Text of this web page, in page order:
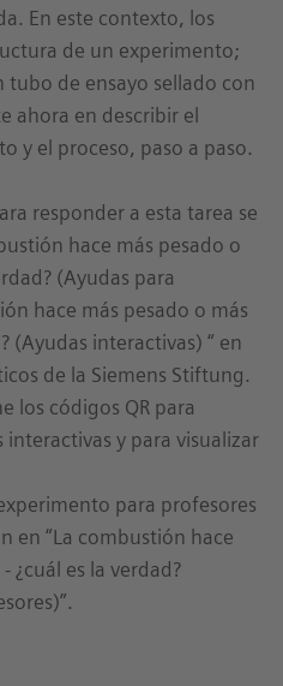
En este contexto, los
de un experimento;
de ensayo sellado con
ahora en describir el
y el proceso, paso a paso.
responder a esta tarea se
hace más pesado o
(Ayudas para
hace más pesado o más
(Ayudas interactivas) “ en
de la Siemens Stiftung.
los códigos QR para
y para visualizar
para profesores
en “La combustión hace
¿cuál es la verdad?